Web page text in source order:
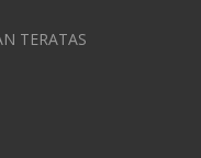
TERATAS